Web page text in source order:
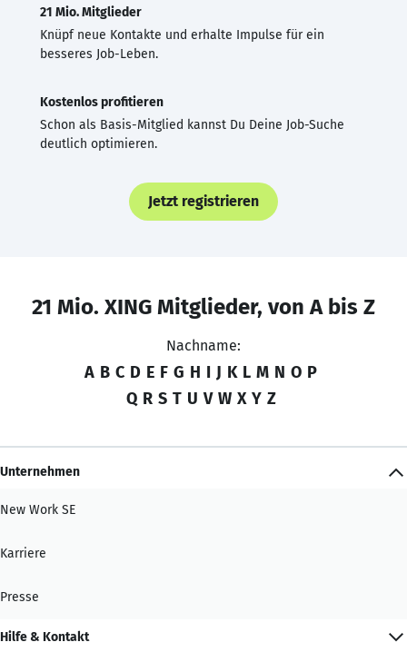
21 Mio. Mitglieder
Knüpf neue Kontakte und erhalte Impulse für ein
besseres Job-Leben.
Kostenlos profitieren
Schon als Basis-Mitglied kannst Du Deine Job-Suche
deutlich optimieren.
Jetzt registrieren
21 Mio. XING Mitglieder, von A bis Z
Nachname:
A B C D E F G H I J K L M N O P
Q R S T U V W X Y Z
Unternehmen
New Work SE
Karriere
Presse
Hilfe & Kontakt